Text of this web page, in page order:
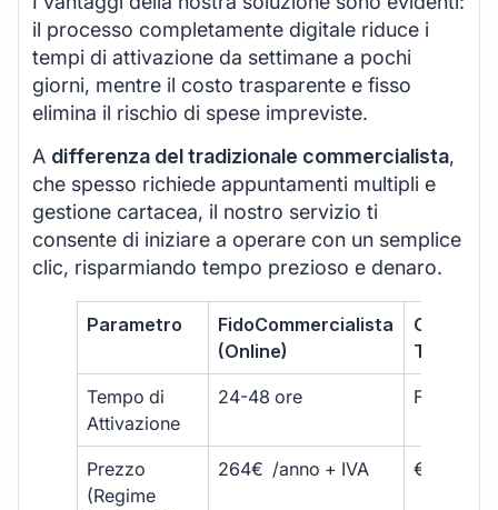
il processo completamente digitale riduce i
tempi di attivazione da settimane a pochi
giorni, mentre il costo trasparente e fisso
elimina il rischio di spese impreviste.
A differenza del tradizionale commercialista,
che spesso richiede appuntamenti multipli e
gestione cartacea, il nostro servizio ti
consente di iniziare a operare con un semplice
clic, risparmiando tempo prezioso e denaro.
Parametro
FidoCommercialista
(Online)
Tempo di
Attivazione
24-48 ore Fino a 30
Prezzo
(Regime
264€ /anno + IVA €500 –